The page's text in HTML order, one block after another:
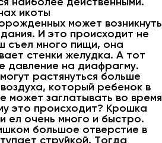
икоты
может возникнуть
И это происходит не
съел много пищи, она
стенки желудка. А тот
давление на диафрагму.
растянуться больше
который ребенок в
может заглатывать во время
это происходит? Крошка
ел очень много и быстро.
большое отверстие в
струйкой. Тогда